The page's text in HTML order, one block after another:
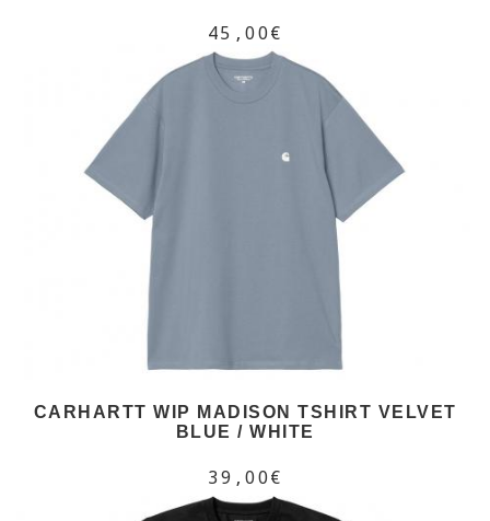
45,00€
CARHARTT WIP MADISON TSHIRT VELVET
BLUE / WHITE
39,00€